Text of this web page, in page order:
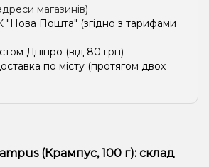
магазинів)
"Нова Пошта" (згідно з тарифами
Дніпро (від 80 грн)
по місту (протягом двох
(Крампус, 100 г): склад